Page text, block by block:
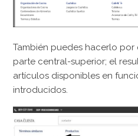
También puedes hacerlo
parte central-superior; el
artículos disponibles en
introducidos.